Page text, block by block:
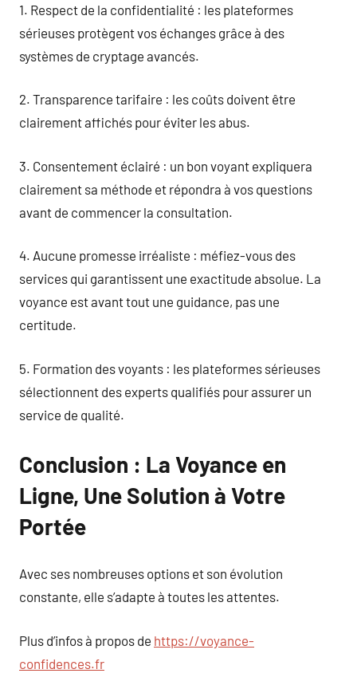
1. Respect de la confidentialité : les plateformes
sérieuses protègent vos échanges grâce à des
systèmes de cryptage avancés.
2. Transparence tarifaire : les coûts doivent être
clairement affichés pour éviter les abus.
3. Consentement éclairé : un bon voyant expliquera
clairement sa méthode et répondra à vos questions
avant de commencer la consultation.
4. Aucune promesse irréaliste : méfiez-vous des
services qui garantissent une exactitude absolue. La
voyance est avant tout une guidance, pas une
certitude.
5. Formation des voyants : les plateformes sérieuses
sélectionnent des experts qualifiés pour assurer un
service de qualité.
Conclusion : La Voyance en
Ligne, Une Solution à Votre
Portée
Avec ses nombreuses options et son évolution
constante, elle s’adapte à toutes les attentes.
Plus d’infos à propos de https://voyance-
confidences.fr